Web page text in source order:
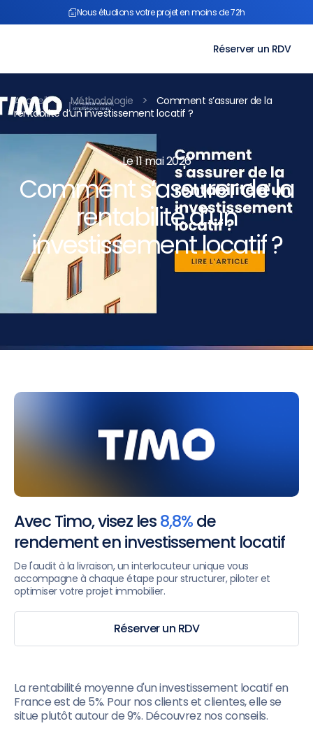
contenu
Nous étudions votre projet en moins de 72h
Réserver un RDV
Accueil > Méthodologie >
Comment s’assurer de la
rentabilité d’un investissement locatif ?
Le 11 mai 2026
Comment s’assurer de la
rentabilité d’un
investissement locatif ?
La rentabilité moyenne d'un investissement locatif en
France est de 5%. Pour nos clients et clientes, elle se
situe plutôt autour de 9%. Découvrez nos conseils.
Avec Timo, visez les8,8%de
rendement en investissement locatif
De l'audit à la livraison, un interlocuteur unique vous
accompagne à chaque étape pour structurer, piloter et
optimiser votre projet immobilier.
Réserver un RDV